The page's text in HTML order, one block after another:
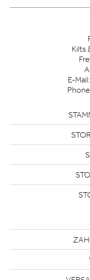
Kilts
E-Mail: